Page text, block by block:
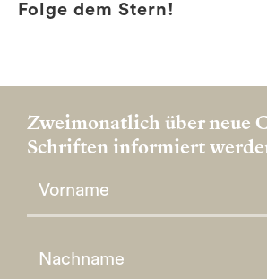
Folge dem Stern!
Zweimonatlich über neue
Schriften informiert